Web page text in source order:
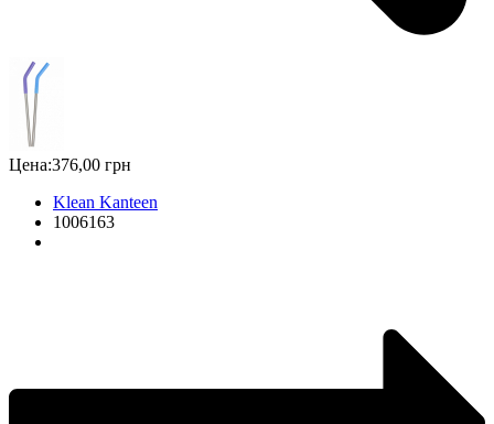
Цена:376,00 грн
Klean Kanteen
1006163